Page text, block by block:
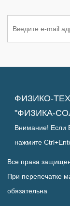
ФИЗИКО-
"ФИЗИКА-
Внимание! Если
нажмите
Все права
При перепечатке
обязательна